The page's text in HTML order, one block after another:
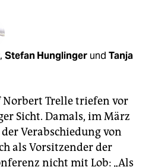
, Stefan Hunglinger und Tanja
Norbert Trelle triefen vor
Sicht. Damals, im März
Verabschiedung von
als Vorsitzender der
nicht mit Lob: „Als